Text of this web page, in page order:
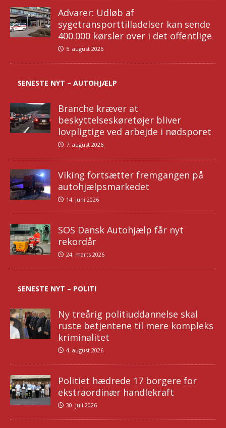
Advarer: Udløb af
sygetransporttilladelser kan sende
400.000 kørsler over i det offentlige
5. august 2026
SENESTE NYT – AUTOHJÆLP
Branche kræver at
beskyttelseskøretøjer bliver
lovpligtige ved arbejde i nødsporet
7. august 2026
Viking fortsætter fremgangen på
autohjælpsmarkedet
14. juni 2026
SOS Dansk Autohjælp får nyt
rekordår
24. marts 2026
SENESTE NYT – POLITI
Ny treårig politiuddannelse skal
ruste betjentene til mere kompleks
kriminalitet
4. august 2026
Politiet hædrede 17 borgere for
ekstraordinær handlekraft
30. juli 2026